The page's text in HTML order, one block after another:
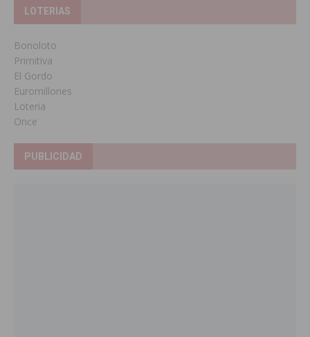
LOTERIAS
Bonoloto
Primitiva
El Gordo
Euromillones
Loteria
Once
PUBLICIDAD